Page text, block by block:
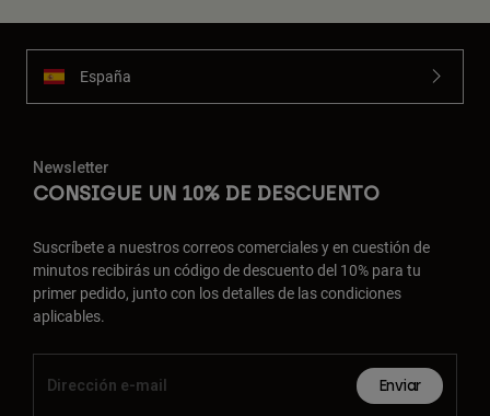
España
Newsletter
CONSIGUE UN 10% DE DESCUENTO
Suscríbete a nuestros correos comerciales y en cuestión de
minutos recibirás un código de descuento del 10% para tu
primer pedido, junto con los detalles de las condiciones
aplicables.
Enviar